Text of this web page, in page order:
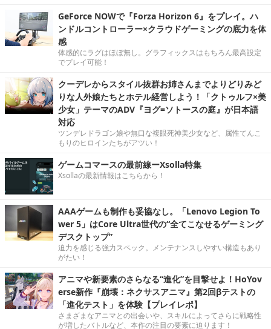
GeForce NOWで『Forza Horizon 6』をプレイ。ハ
ンドルコントローラー×クラウドゲーミングの底力を体
感
体感的にラグはほぼ無し。グラフィックスはもちろん最高設定
でプレイ可能！
クーデレからスタイル抜群お姉さんまでよりどりみど
りな人外娘たちとホテル経営しよう！「クトゥルフ×美
少女」テーマのADV『ヨグ=ソトースの庭』が日本語
対応
ツンデレドラゴン娘や無口な複眼死神美少女など、属性てんこ
もりのヒロインたちがアツい！
ゲームコマースの最前線ーXsolla特集
Xsollaの最新情報はこちらから！
AAAゲームも制作も妥協なし。「Lenovo Legion To
wer 5」はCore Ultra世代の“全てこなせるゲーミング
デスクトップ”
迫力を感じる強力スペック。メンテナンスしやすい構造もあり
がたい！
アニマや新要素のさらなる“進化”を目撃せよ！HoYov
erse新作『崩壊：ネクサスアニマ』第2回βテストの
「進化テスト」を体験【プレイレポ】
さまざまなアニマとの出会いや、スキルによってさらに戦略性
が増したバトルなど、本作の注目の要素に迫ります！